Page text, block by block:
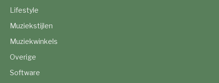
Lifestyle
Muziekstijlen
Muziekwinkels
Overige
Software